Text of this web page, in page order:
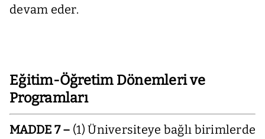
devam eder.
Eğitim-Öğretim Dönemleri ve
Programları
MADDE 7 – (1) Üniversiteye bağlı birimlerde